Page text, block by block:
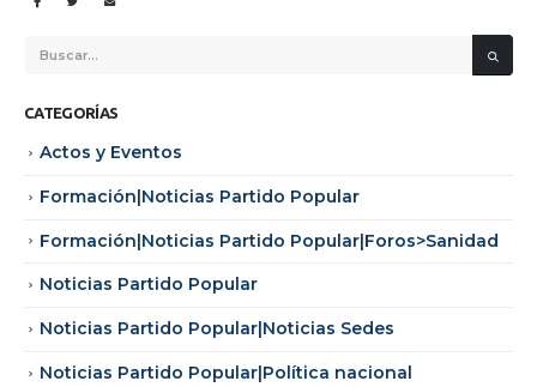
CATEGORÍAS
Actos y Eventos
Formación|Noticias Partido Popular
Formación|Noticias Partido Popular|Foros>Sanidad
Noticias Partido Popular
Noticias Partido Popular|Noticias Sedes
Noticias Partido Popular|Política nacional